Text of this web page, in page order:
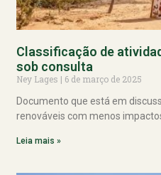
Classificação de
sob consulta
Ney Lages
6 de março de 2025
Documento que está em
renováveis com menos
Leia mais »